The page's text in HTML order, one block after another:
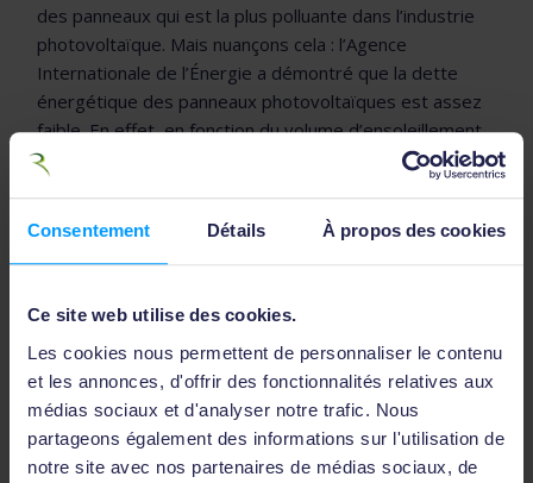
Consentement Détails À propos des cookies
Ce site web utilise des cookies.
Les cookies nous permettent de personnaliser le contenu
et les annonces, d'offrir des fonctionnalités relatives aux
médias sociaux et d'analyser notre trafic. Nous
partageons également des informations sur l'utilisation de
notre site avec nos partenaires de médias sociaux, de
des panneaux qui est la plus polluante dans l’industrie
photovoltaïque. Mais nuançons cela : l’Agence
Internationale de l’Énergie a démontré que la dette
énergétique des panneaux photovoltaïques est assez
faible. En effet, en fonction du volume d’ensoleillement,
un panneau solaire rembourse sa dette
énergétique au bout de 1 à 4 ans maximum.Ainsi,
pollution il y a. Mais la quantité d’énergie verte produite
tout au long de la vie d’un panneau solaire se révèle
être largement compensatrice de cette pollution.
Pour en savoir davantage, voici toutes les étapes de
vie d’un panneau solaire : de la récupération des
matériaux à la construction des panneaux, jusqu’au
recyclage en fin de vie.
Étape 1 – Extraire les matières premières